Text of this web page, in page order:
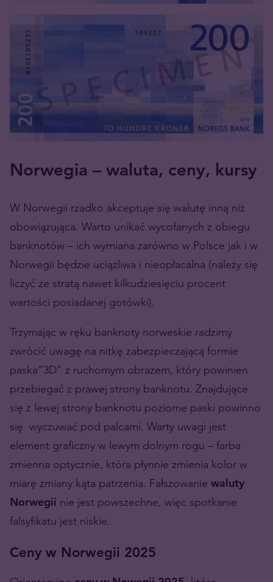
Norwegia – waluta, ceny, kursy
W Norwegii rzadko akceptuje się walutę inną niż
obowiązująca. Warto unikać wycofanych z obiegu
banknotów – ich wymiana zarówno w Polsce jak i w
Norwegii będzie uciążliwa i nieopłacalna (należy się
liczyć ze stratą nawet kilkudziesięciu procent
wartości posiadanej gotówki).
Trzymając w ręku banknoty norweskie radzimy
zwrócić uwagę na nitkę zabezpieczającą formie
paska”3D” z ruchomym obrazem, który powinien
przebiegać z prawej strony banknotu. Znajdujące
się z lewej strony banknotu poziome paski powinno
się wyczuwać pod palcami. Warty uwagi jest
element graficzny w lewym dolnym rogu – farba
zmienna optycznie, która płynnie zmienia kolor w
miarę zmiany kąta patrzenia. Fałszowanie waluty
Norwegii nie jest powszechne, więc spotkanie
falsyfikatu jest niskie.
Ceny w Norwegii 2025